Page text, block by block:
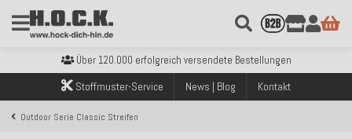
Kostenloser Versand innerhalb Deutschlands ab 99€ Bestellwert
Sicher bezahlen mit Klarna, PayPal & Amazon Pay
Kostenloser Versand innerhalb Deutschlands ab 99€ Bestellwert
Über 120.000 erfolgreich versendete Bestellungen
Sicher bezahlen mit Klarna, PayPal & Amazon Pay
Kostenloser Versand innerhalb Deutschlands ab 99€ Bestellwert
Stoffmuster-Service News | Blog Kontakt
Outdoor Serie Classic Streifen